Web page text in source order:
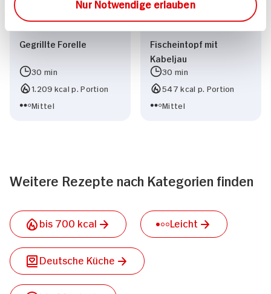
Nur Notwendige erlauben
Gegrillte Forelle
30 min
1.209 kcal p. Portion
Mittel
Fischeintopf mit
Kabeljau
30 min
547 kcal p. Portion
Mittel
Weitere Rezepte nach Kategorien finden
bis 700 kcal Leicht
Deutsche Küche